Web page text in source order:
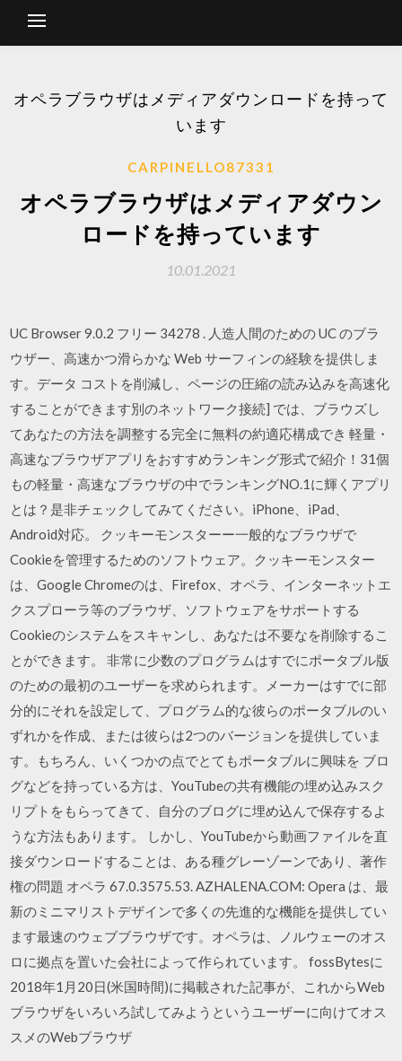
オペラブラウザはメディアダウンロードを持って
います
CARPINELLO87331
オペラブラウザはメディアダウン
ロードを持っています
10.01.2021
UC Browser 9.0.2 フリー 34278 . 人造人間のための UC のブラ
ウザー、高速かつ滑らかな Web サーフィンの経験を提供しま
す。データ コストを削減し、ページの圧縮の読み込みを高速化
することができます別のネットワーク接続] では、ブラウズし
てあなたの方法を調整する完全に無料の約適応構成でき 軽量・
高速なブラウザアプリをおすすめランキング形式で紹介！31個
もの軽量・高速なブラウザの中でランキングNO.1に輝くアプリ
とは？是非チェックしてみてください。iPhone、iPad、
Android対応。 クッキーモンスターー一般的なブラウザで
Cookieを管理するためのソフトウェア。クッキーモンスター
は、Google Chromeのは、Firefox、オペラ、インターネットエ
クスプローラ等のブラウザ、ソフトウェアをサポートする
Cookieのシステムをスキャンし、あなたは不要なを削除するこ
とができます。 非常に少数のプログラムはすでにポータブル版
のための最初のユーザーを求められます。メーカーはすでに部
分的にそれを設定して、プログラム的な彼らのポータブルのい
ずれかを作成、または彼らは2つのバージョンを提供していま
す。もちろん、いくつかの点でとてもポータブルに興味を ブロ
グなどを持っている方は、YouTubeの共有機能の埋め込みスク
リプトをもらってきて、自分のブログに埋め込んで保存するよ
うな方法もあります。 しかし、YouTubeから動画ファイルを直
接ダウンロードすることは、ある種グレーゾーンであり、著作
権の問題 オペラ 67.0.3575.53. AZHALENA.COM: Opera は、最
新のミニマリストデザインで多くの先進的な機能を提供してい
ます最速のウェブブラウザです。オペラは、ノルウェーのオス
ロに拠点を置いた会社によって作られています。 fossBytesに
2018年1月20日(米国時間)に掲載された記事が、これからWeb
ブラウザをいろいろ試してみようというユーザーに向けてオス
スメのWebブラウザ